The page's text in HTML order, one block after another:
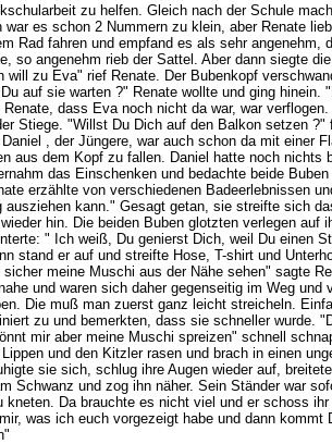
zu helfen. Gleich nach der Schule
es schon 2 Nummern zu klein, aber Renate
Rad fahren und empfand es als sehr angenehm,
angenehm rieb der Sattel. Aber dann siegte
zu Eva" rief Renate. Der Bubenkopf
auf sie warten ?" Renate wollte und ging hinein.
dass Eva noch nicht da war, war
Stiege. "Willst Du Dich auf den Balkon setzen ?"
, der Jüngere, war auch schon da mit einer
aus dem Kopf zu fallen. Daniel hatte noch nichts
das Einschenken und bedachte beide Buben
erzählte von verschiedenen Badeerlebnissen
kann." Gesagt getan, sie streifte sich
hin. Die beiden Buben glotzten verlegen auf
" Ich weiß, Du genierst Dich, weil Du einen
stand er auf und streifte Hose, T-shirt und
meine Muschi aus der Nähe sehen" sagte
und waren sich daher gegenseitig im Weg und
Die muß man zuerst ganz leicht streicheln.
zu und bemerkten, dass sie schneller wurde.
mir aber meine Muschi spreizen" schnell
und den Kitzler rasen und brach in einen
sie sich, schlug ihre Augen wieder auf,
und zog ihn näher. Sein Ständer war
Da brauchte es nicht viel und er schoss ihr
was ich euch vorgezeigt habe und dann kommt